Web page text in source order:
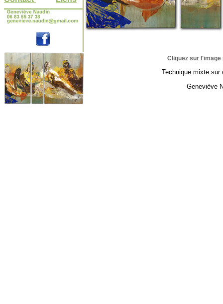
Cliquez sur l'image
Technique mixte sur
Geneviève